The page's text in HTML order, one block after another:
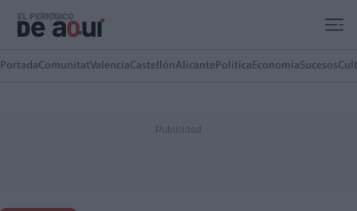
PortadaComunitatValenciaCastellónAlicante Política EconomíaSucesos